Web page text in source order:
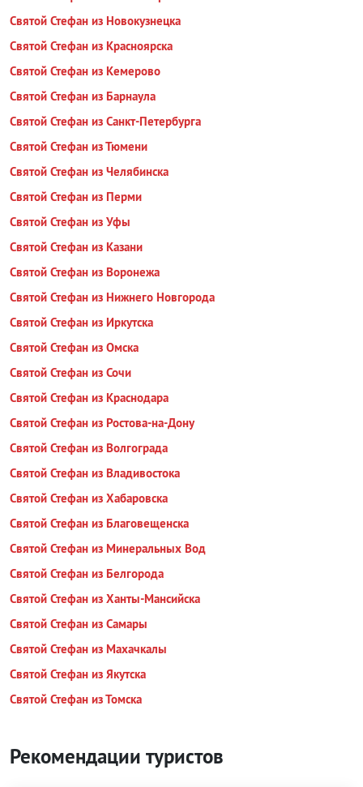
Святой Стефан из Новокузнецка
Святой Стефан из Красноярска
Святой Стефан из Кемерово
Святой Стефан из Барнаула
Святой Стефан из Санкт-Петербурга
Святой Стефан из Тюмени
Святой Стефан из Челябинска
Святой Стефан из Перми
Святой Стефан из Уфы
Святой Стефан из Казани
Святой Стефан из Воронежа
Святой Стефан из Нижнего Новгорода
Святой Стефан из Иркутска
Святой Стефан из Омска
Святой Стефан из Сочи
Святой Стефан из Краснодара
Святой Стефан из Ростова-на-Дону
Святой Стефан из Волгограда
Святой Стефан из Владивостока
Святой Стефан из Хабаровска
Святой Стефан из Благовещенска
Святой Стефан из Минеральных Вод
Святой Стефан из Белгорода
Святой Стефан из Ханты-Мансийска
Святой Стефан из Самары
Святой Стефан из Махачкалы
Святой Стефан из Якутска
Святой Стефан из Томска
Рекомендации туристов